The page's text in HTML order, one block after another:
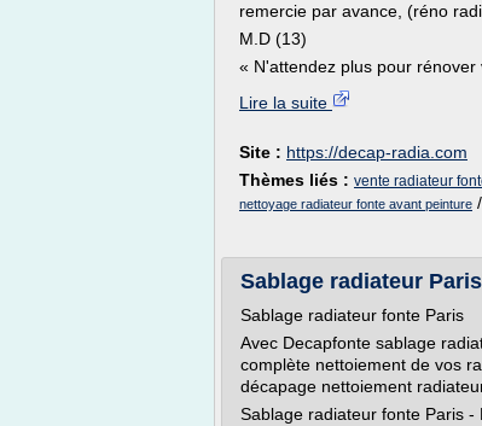
remercie par avance, (réno
M.D (13)
« N'attendez plus pour rénover
Lire la suite
Site : https://decap-radia.com
Thèmes liés : vente radiateur
nettoyage radiateur fonte avant peinture /
Sablage radiateur
Sablage radiateur fonte Paris
Avec Decapfonte sablage
complète nettoiement de vos
décapage nettoiement radiateur
Sablage radiateur fonte Paris